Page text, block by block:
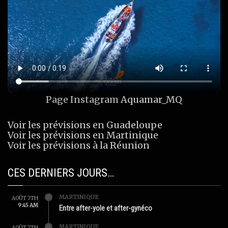
Page InstagramAquamar_MQ
Voir les prévisions en Guadeloupe
Voir les prévisions en Martinique
Voir les prévisions à la Réunion
CES DERNIERS JOURS…
AOÛT 7TH
9:45 AM
MARTINIQUE
Entre after-yole et after-gynéco
MARTINIQUE